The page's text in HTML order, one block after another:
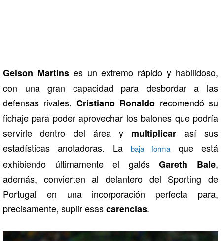
Gelson Martinses un extremo rápido y habilidoso,
con una gran capacidad para desbordar a las
defensas rivales. Cristiano Ronaldo recomendó su
fichaje para poder aprovechar los balones que podría
servirle dentro del área y multiplicar así sus
estadísticas anotadoras. La
baja forma
que está
exhibiendo últimamente el galésGareth Bale,
además, convierten al delantero del Sporting de
Portugal en una incorporación perfecta para,
precisamente, suplir esascarencias.